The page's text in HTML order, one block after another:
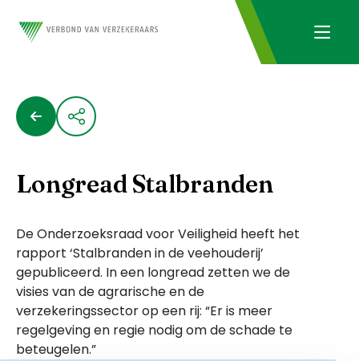
Longread Stalbranden
De Onderzoeksraad voor Veiligheid heeft het
rapport ‘Stalbranden in de veehouderij’
gepubliceerd. In een longread zetten we de
visies van de agrarische en de
verzekeringssector op een rij: “Er is meer
regelgeving en regie nodig om de schade te
beteugelen.”